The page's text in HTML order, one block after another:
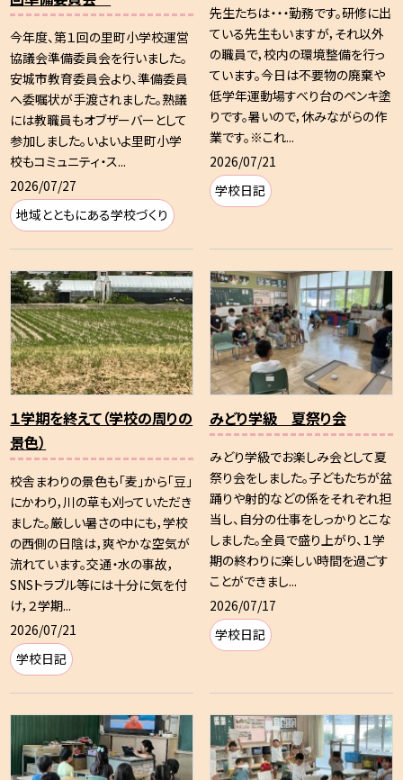
今年度、第１回の里町小学校運営
協議会準備委員会を行いました。
安城市教育委員会より、準備委員
へ委嘱状が手渡されました。熟議
には教職員もオブザーバーとして
参加しました。いよいよ里町小学
校もコミュニティ・ス...
2026/07/27
地域とともにある学校づくり
先生たちは・・・勤務です。研修に出
ている先生もいますが，それ以外
の職員で，校内の環境整備を行っ
ています。今日は不要物の廃棄や
低学年運動場すべり台のペンキ塗
りです。暑いので，休みながらの作
業です。※これ...
2026/07/21
学校日記
１学期を終えて（学校の周りの
景色）
校舎まわりの景色も「麦」から「豆」
にかわり，川の草も刈っていただき
ました。厳しい暑さの中にも，学校
の西側の日陰は，爽やかな空気が
流れています。交通・水の事故，
SNSトラブル等には十分に気を付
け，２学期...
2026/07/21
学校日記
みどり学級 夏祭り会
みどり学級でお楽しみ会として夏
祭り会をしました。子どもたちが盆
踊りや射的などの係をそれぞれ担
当し、自分の仕事をしっかりとこな
しました。全員で盛り上がり、１学
期の終わりに楽しい時間を過ごす
ことができまし...
2026/07/17
学校日記